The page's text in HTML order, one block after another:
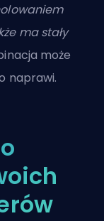
ma stały
może
naprawi.